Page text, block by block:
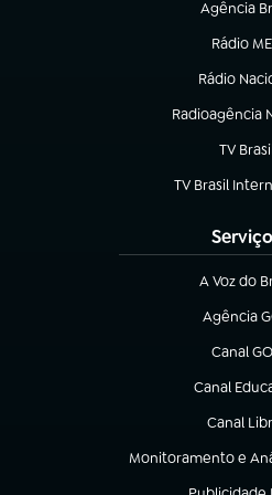
Agência
(abre em
Rádio
(abre em
Rádio
Radioagência
(abre em nova
TV
(abre
TV Brasil
(abre em nova
A Voz do
(abre em
Agência
(abre em
Canal
(abre em
Canal
(abre em
Canal
(abre em
Monitoramento e
(abre em nova aba)